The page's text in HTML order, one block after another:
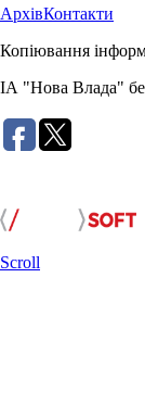
АрхівКонтакти
Копіювання
ІА "Нова Влада"
Scroll